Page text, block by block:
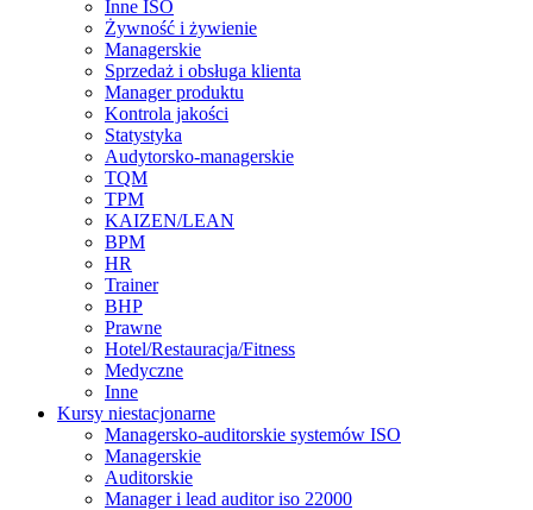
Inne ISO
Żywność i żywienie
Managerskie
Sprzedaż i obsługa klienta
Manager produktu
Kontrola jakości
Statystyka
Audytorsko-managerskie
TQM
TPM
KAIZEN/LEAN
BPM
HR
Trainer
BHP
Prawne
Hotel/Restauracja/Fitness
Medyczne
Inne
Kursy niestacjonarne
Managersko-auditorskie systemów ISO
Managerskie
Auditorskie
Manager i lead auditor iso 22000